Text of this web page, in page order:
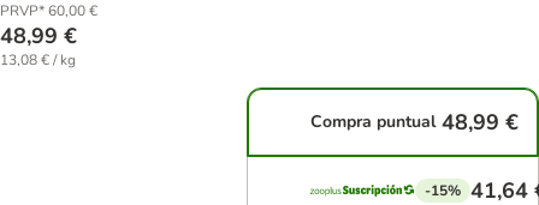
PRVP* 60,00 €
48,99 €
13,08 € / kg
Compra puntual 48,99 €
-15% 41,64